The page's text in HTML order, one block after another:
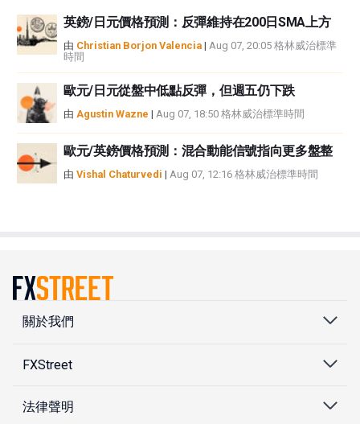
英鎊/日元價格預測：反彈維持在200日SMA上方
由 Christian Borjon Valencia | Aug 07, 20:05 格林威治標準
時間
歐元/日元從盤中低點反彈，但週五仍下跌
由 Agustin Wazne | Aug 07, 18:50 格林威治標準時間
歐元/英鎊價格預測：混合動能信號指向更多盤整
由 Vishal Chaturvedi | Aug 07, 12:16 格林威治標準時間
關於我們
FXStreet
法律聲明